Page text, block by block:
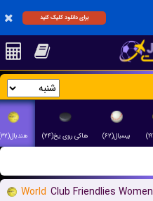
برای دانلود کلیک کنید
بیسبال(۶۲) هاکی روی یخ(۲۴) هندبال(۳۲)
World Club Friendlies Women